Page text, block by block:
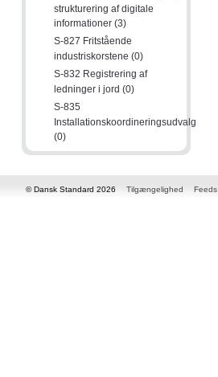
strukturering af digitale
informationer (3)
S-827 Fritstående
industriskorstene (0)
S-832 Registrering af
ledninger i jord (0)
S-835
Installationskoordineringsudvalg
(0)
© Dansk Standard 2026 Tilgængelighed Feeds